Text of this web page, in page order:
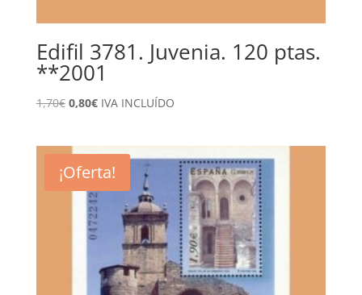
Edifil 3781. Juvenia. 120 ptas.
**2001
1,70€ El
era:
1,70€.
0,80€El
es:
0,80€.
IVA INCLUÍDO
¡Oferta!